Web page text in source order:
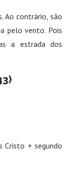
Ao contrário, são
pelo vento. Pois
a estrada dos
Cristo + segundo